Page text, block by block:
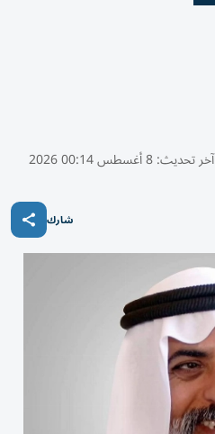
آخر تحديث:8 أغسطس 00:14 2026
شارك